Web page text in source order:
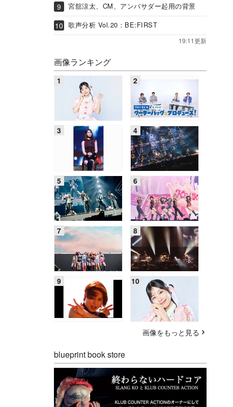
宮舘涼太、CM、アンバサダー起用の背景
歌声分析 Vol.20：BE:FIRST
19:11更新
画像ランキング
画像をもっと見る
blueprint book store